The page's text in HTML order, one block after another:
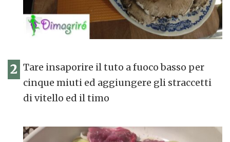
2 Tare insaporire il tuto a fuoco basso per
cinque miuti ed aggiungere gli straccetti
di vitello ed il timo